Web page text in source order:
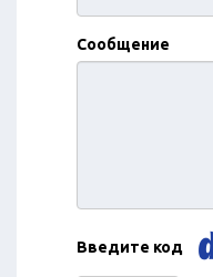
Сообщение
Введите код